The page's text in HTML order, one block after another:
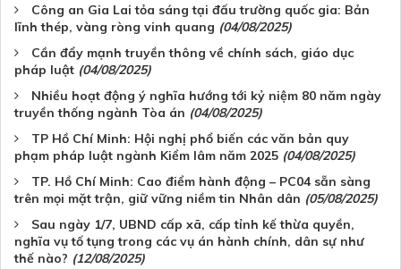
Công an Gia Lai tỏa sáng tại đấu trường quốc gia: Bản
lĩnh thép, vàng ròng vinh quang (04/08/2025)
Cần đẩy mạnh truyền thông về chính sách, giáo dục
pháp luật (04/08/2025)
Nhiều hoạt động ý nghĩa hướng tới kỷ niệm 80 năm ngày
truyền thống ngành Tòa án (04/08/2025)
TP Hồ Chí Minh: Hội nghị phổ biến các văn bản quy
phạm pháp luật ngành Kiểm lâm năm 2025 (04/08/2025)
TP. Hồ Chí Minh: Cao điểm hành động – PC04 sẵn sàng
trên mọi mặt trận, giữ vững niềm tin Nhân dân (05/08/2025)
Sau ngày 1/7, UBND cấp xã, cấp tỉnh kế thừa quyền,
nghĩa vụ tố tụng trong các vụ án hành chính, dân sự như
thế nào? (12/08/2025)